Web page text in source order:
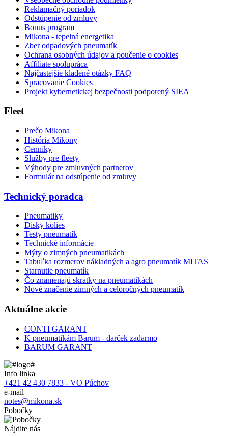
Reklamačný poriadok
Odstúpenie od zmluvy
Bonus program
Mikona - tepelná energetika
Zber odpadových pneumatík
Ochrana osobných údajov a poučenie o cookies
Affiliate spolupráca
Najčastejšie kladené otázky FAQ
Spracovanie Cookies
Projekt kybernetickej bezpečnosti podporený SIEA
Fleet
Prečo Mikona
História Mikony
Cenníky
Služby pre fleety
Výhody pre zmluvných partnerov
Formulár na odstúpenie od zmluvy
Technický poradca
Pneumatiky
Disky kolies
Testy pneumatík
Technické informácie
Mýty o zimných pneumatikách
Tabuľka rozmerov nákladných a agro pneumatík MITAS
Starnutie pneumatík
Čo znamenajú skratky na pneumatikách
Nové značenie zimných a celoročných pneumatík
Aktuálne akcie
CONTI GARANT
K pneumatikám Barum - darček zadarmo
BARUM GARANT
Info linka
+421 42 430 7833 - VO Púchov
e-mail
notes@mikona.sk
Pobočky
Nájdite nás